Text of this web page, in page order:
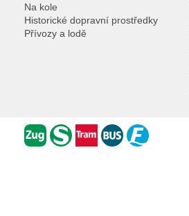
Na kole
Historické dopravní prostředky
Přívozy a lodě